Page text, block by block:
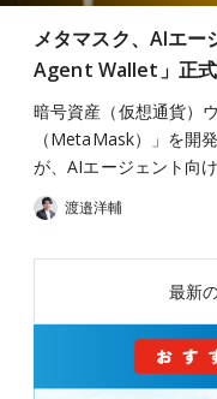
メタマスク、AIエ
Agent Wallet」正
暗号資産（仮想通貨）
（MetaMask）」を開
が、AIエージェント向
渡邉洋輔
最新